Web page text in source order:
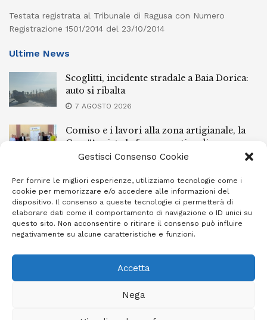
Gestisci Consenso Cookie
Per fornire le migliori esperienze, utilizziamo tecnologie come i
cookie per memorizzare e/o accedere alle informazioni del
dispositivo. Il consenso a queste tecnologie ci permetterà di
elaborare dati come il comportamento di navigazione o ID unici su
questo sito. Non acconsentire o ritirare il consenso può influire
negativamente su alcune caratteristiche e funzioni.
Accetta
Nega
Testata registrata al Tribunale di Ragusa con Numero
Registrazione 1501/2014 del 23/10/2014
Ultime News
Scoglitti, incidente stradale a Baia Dorica:
auto si ribalta
7 AGOSTO 2026
Comiso e i lavori alla zona artigianale, la
Cna: “Avviata la fase operativa di un
percorso iniziato mesi fa”
Grave incidente autonomo sullo Stradale
per Scoglitti: due feriti
6 AGOSTO 2026